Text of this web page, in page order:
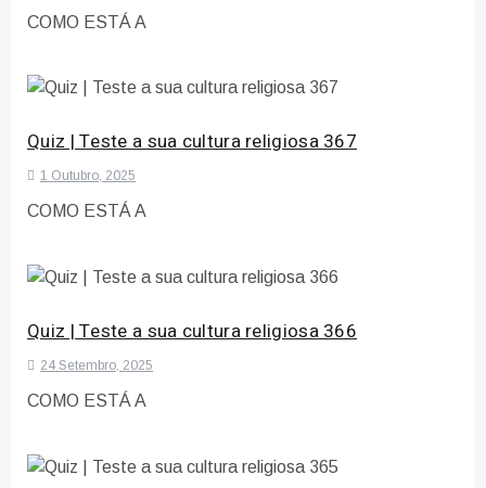
COMO ESTÁ A
Quiz | Teste a sua cultura religiosa 367
1 Outubro, 2025
COMO ESTÁ A
Quiz | Teste a sua cultura religiosa 366
24 Setembro, 2025
COMO ESTÁ A